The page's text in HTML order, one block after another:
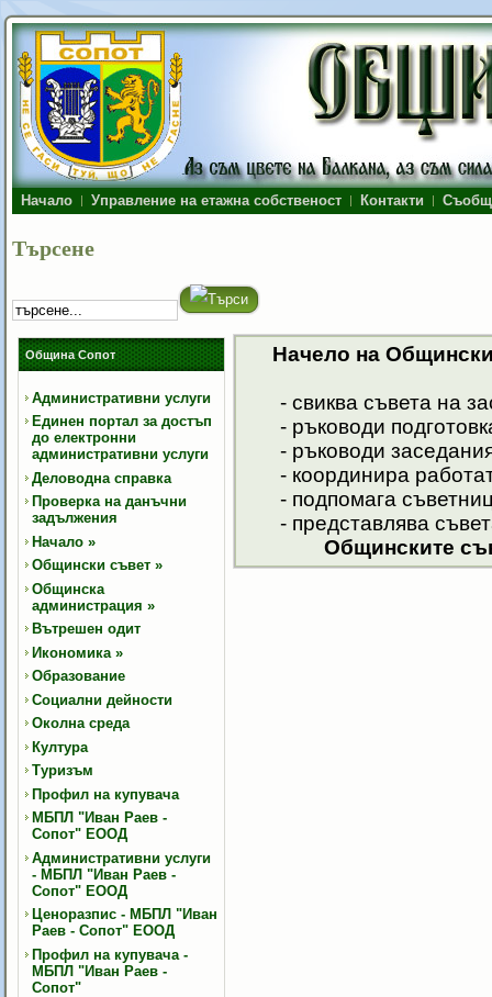
Начало Управление на етажна собственост Контакти
Търсене
Община Сопот
Административни услуги
Единен портал за достъп
до електронни
административни услуги
Деловодна справка
Проверка на данъчни
задължения
Начало »
Общински съвет »
Общинска
администрация »
Вътрешен одит
Икономика »
Образование
Социални дейности
Околна среда
Култура
Туризъм
Профил на купувача
МБПЛ "Иван Раев -
Сопот" ЕООД
Административни услуги
- МБПЛ "Иван Раев -
Сопот" ЕООД
Ценоразпис - МБПЛ "Иван
Раев - Сопот" ЕООД
Профил на купувача -
МБПЛ "Иван Раев -
Сопот"
Начело на
- свиква съвета на
- ръководи
- ръководи
- координира
- подпомага
- представлява
Общинските